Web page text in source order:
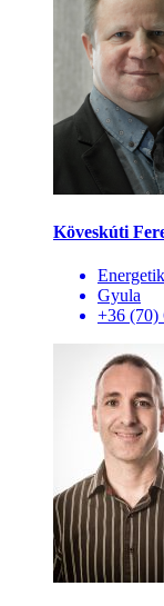
Köveskúti
Gyula
+36 (70)